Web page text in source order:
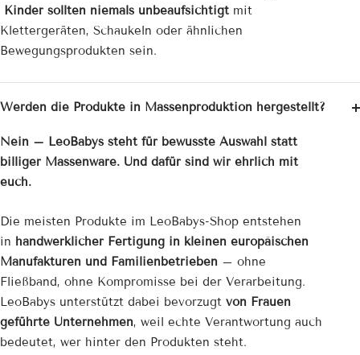
Kinder sollten niemals unbeaufsichtigt mit
Klettergeräten, Schaukeln oder ähnlichen
Bewegungsprodukten sein.
Werden die Produkte in Massenproduktion hergestellt?
Nein – LeoBabys steht für bewusste Auswahl statt
billiger Massenware. Und dafür sind wir ehrlich mit
euch.
Die meisten Produkte im LeoBabys-Shop entstehen
in handwerklicher Fertigung in kleinen europäischen
Manufakturen und Familienbetrieben – ohne
Fließband, ohne Kompromisse bei der Verarbeitung.
LeoBabys unterstützt dabei bevorzugt von Frauen
geführte Unternehmen, weil echte Verantwortung auch
bedeutet, wer hinter den Produkten steht.